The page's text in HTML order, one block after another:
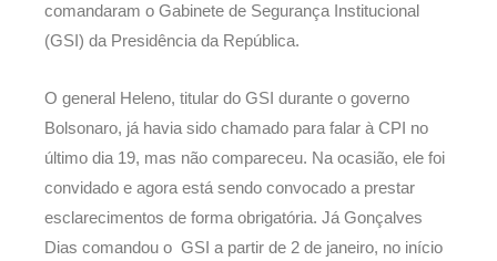
comandaram o Gabinete de Segurança Institucional
(GSI) da Presidência da República.
O general Heleno, titular do GSI durante o governo
Bolsonaro, já havia sido chamado para falar à CPI no
último dia 19, mas não compareceu. Na ocasião, ele foi
convidado e agora está sendo convocado a prestar
esclarecimentos de forma obrigatória. Já Gonçalves
Dias comandou o GSI a partir de 2 de janeiro, no início